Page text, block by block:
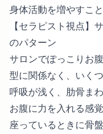
身体活動を増やすこ
【セラピスト視点】
のパターン
サロンでぽっこりお
型に関係なく、いく
呼吸が浅く、肋骨ま
お腹に力を入れる感
座っているときに骨